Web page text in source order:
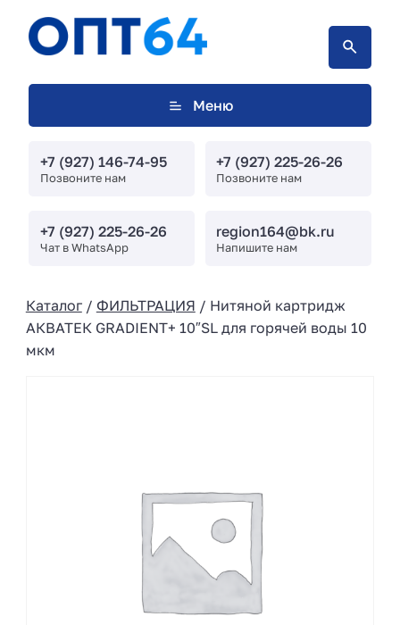
Меню
+7 (927) 146-74-95
Позвоните нам
+7 (927) 225-26-26
Позвоните нам
+7 (927) 225-26-26
Чат в WhatsApp
region164@bk.ru
Напишите нам
Каталог/ ФИЛЬТРАЦИЯ / Нитяной картридж
АКВАТЕК GRADIENT+ 10″SL для горячей воды 10
мкм